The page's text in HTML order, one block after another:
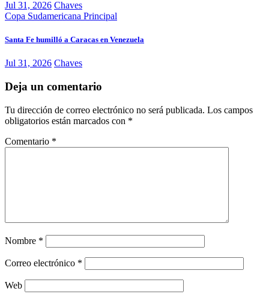
Jul 31, 2026 Chaves
Copa Sudamericana Principal
Santa Fe humilló a Caracas en Venezuela
Jul 31, 2026 Chaves
Deja un comentario
Tu dirección de correo electrónico no será publicada. Los campos
obligatorios están marcados con *
Comentario *
Nombre *
Correo electrónico *
Web